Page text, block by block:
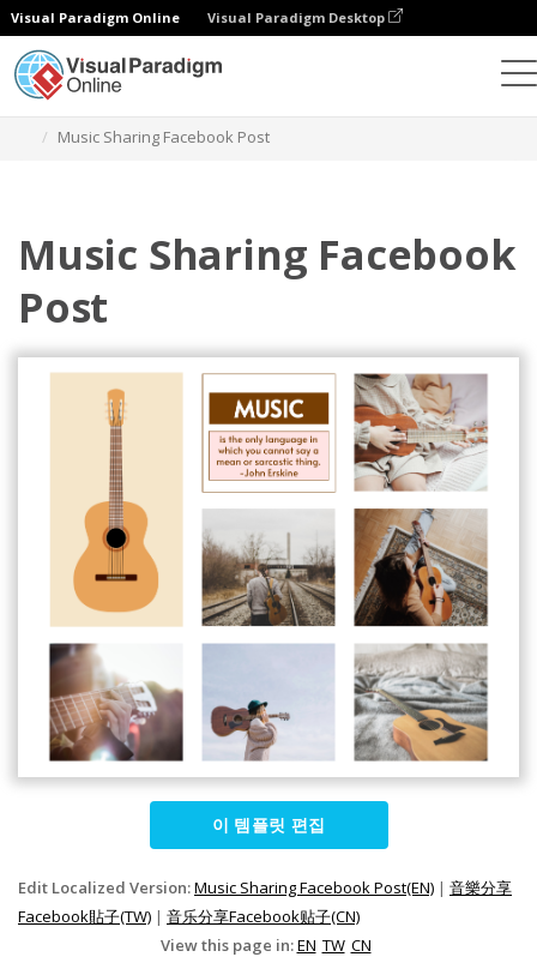
Visual Paradigm Online Visual Paradigm Desktop
Music Sharing Facebook Post
Music Sharing Facebook
Post
이 템플릿 편집
Edit Localized Version:Music Sharing Facebook Post(EN) | 音樂分享
Facebook貼子(TW) | 音乐分享Facebook贴子(CN)
View this page in:EN TW CN